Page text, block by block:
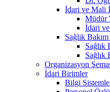
İdari ve Mali
Müdür
İdari
Sağlık
Sağlık
Sağlık
Organizasyon
İdari Birimler
Bilgi